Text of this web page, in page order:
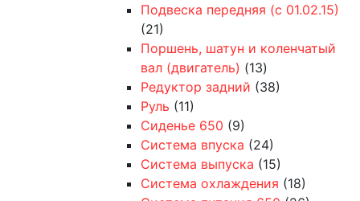
Подвеска передняя (с 01.02.15)
(21)
Поршень, шатун и коленчатый
вал (двигатель) (13)
Редуктор задний (38)
Руль (11)
Сиденье 650 (9)
Система впуска (24)
Система выпуска (15)
Система охлаждения (18)